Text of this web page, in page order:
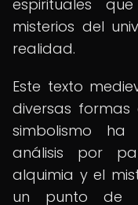
espirituales
misterios del
realidad.
Este texto
diversas
simbolismo
análisis por
alquimia y el
un punto de